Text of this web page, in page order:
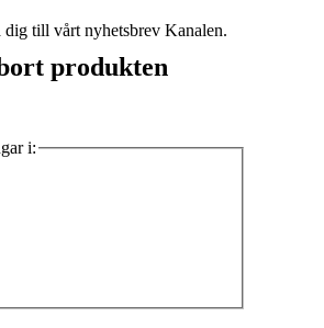
produkten
dig till vårt nyhetsbrev Kanalen.
i: